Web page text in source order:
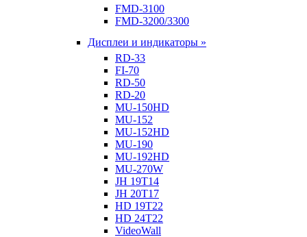
FMD-3100
FMD-3200/3300
Дисплеи и индикаторы »
RD-33
FI-70
RD-50
RD-20
MU-150HD
MU-152
MU-152HD
MU-190
MU-192HD
MU-270W
JH 19T14
JH 20T17
HD 19T22
HD 24T22
VideoWall